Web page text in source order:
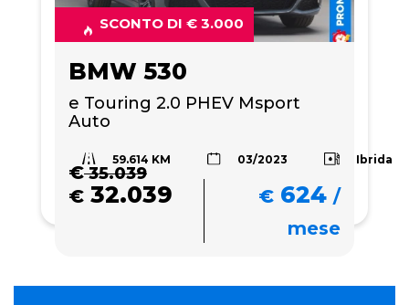
SCONTO DI € 3.000
BMW 530
e Touring 2.0 PHEV Msport
Auto
59.614 KM 03/2023 Ibrida
€35.039
€ 32.039 € 624 /
mese